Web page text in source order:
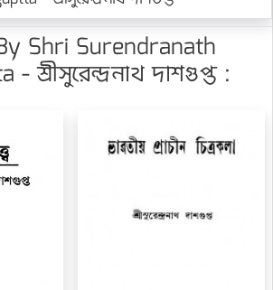
Shri Surendranath
শ্রীসুরেন্দ্রনাথ দাশগুপ্ত :